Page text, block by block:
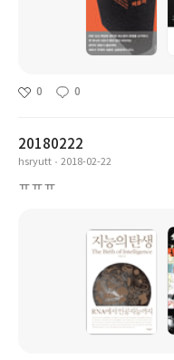
0 0
20180222
hsryutt 2018-02-22
ㅠㅠㅠ